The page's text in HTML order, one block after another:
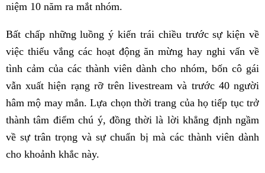
niệm 10 năm ra mắt nhóm.
Bất chấp những luồng ý kiến trái chiều trước sự kiện về
việc thiếu vắng các hoạt động ăn mừng hay nghi vấn về
tình cảm của các thành viên dành cho nhóm, bốn cô gái
vẫn xuất hiện rạng rỡ trên livestream và trước 40 người
hâm mộ may mắn. Lựa chọn thời trang của họ tiếp tục trở
thành tâm điểm chú ý, đồng thời là lời khẳng định ngầm
về sự trân trọng và sự chuẩn bị mà các thành viên dành
cho khoảnh khắc này.